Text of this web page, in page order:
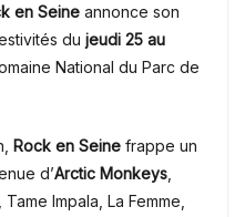
en Seine annonce son
du jeudi 25 au
National du Parc de
Rock en Seine frappe un
d’Arctic Monkeys
, Tame Impala, La Femme,